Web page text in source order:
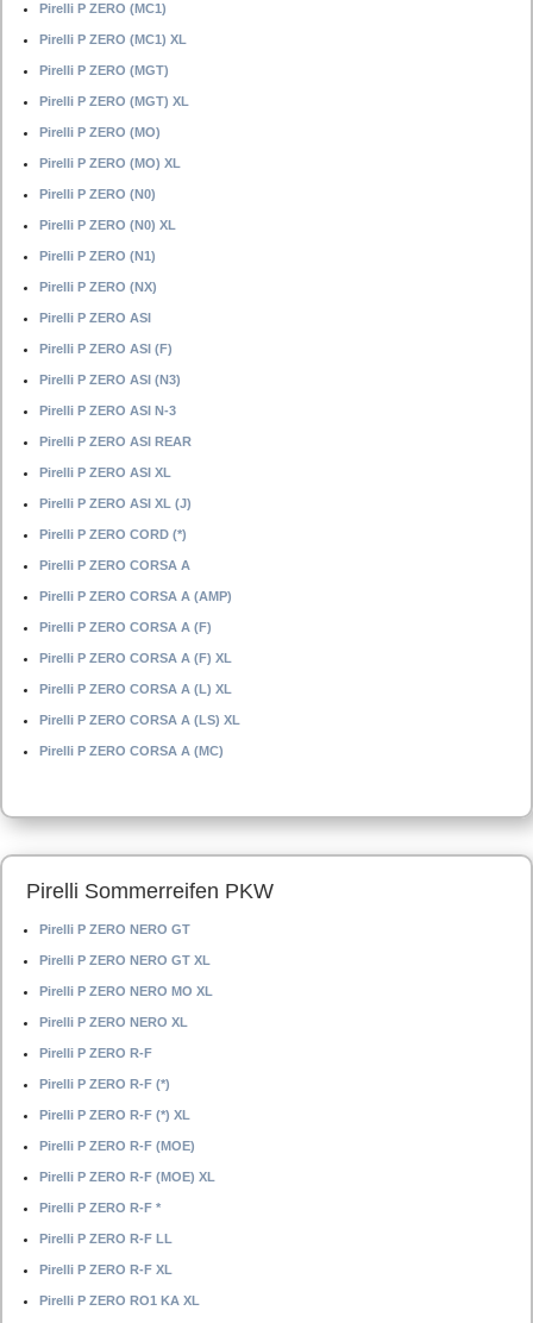
Pirelli P ZERO (MC1)
Pirelli P ZERO (MC1) XL
Pirelli P ZERO (MGT)
Pirelli P ZERO (MGT) XL
Pirelli P ZERO (MO)
Pirelli P ZERO (MO) XL
Pirelli P ZERO (N0)
Pirelli P ZERO (N0) XL
Pirelli P ZERO (N1)
Pirelli P ZERO (NX)
Pirelli P ZERO ASI
Pirelli P ZERO ASI (F)
Pirelli P ZERO ASI (N3)
Pirelli P ZERO ASI N-3
Pirelli P ZERO ASI REAR
Pirelli P ZERO ASI XL
Pirelli P ZERO ASI XL (J)
Pirelli P ZERO CORD (*)
Pirelli P ZERO CORSA A
Pirelli P ZERO CORSA A (AMP)
Pirelli P ZERO CORSA A (F)
Pirelli P ZERO CORSA A (F) XL
Pirelli P ZERO CORSA A (L) XL
Pirelli P ZERO CORSA A (LS) XL
Pirelli P ZERO CORSA A (MC)
Pirelli Sommerreifen PKW
Pirelli P ZERO NERO GT
Pirelli P ZERO NERO GT XL
Pirelli P ZERO NERO MO XL
Pirelli P ZERO NERO XL
Pirelli P ZERO R-F
Pirelli P ZERO R-F (*)
Pirelli P ZERO R-F (*) XL
Pirelli P ZERO R-F (MOE)
Pirelli P ZERO R-F (MOE) XL
Pirelli P ZERO R-F *
Pirelli P ZERO R-F LL
Pirelli P ZERO R-F XL
Pirelli P ZERO RO1 KA XL